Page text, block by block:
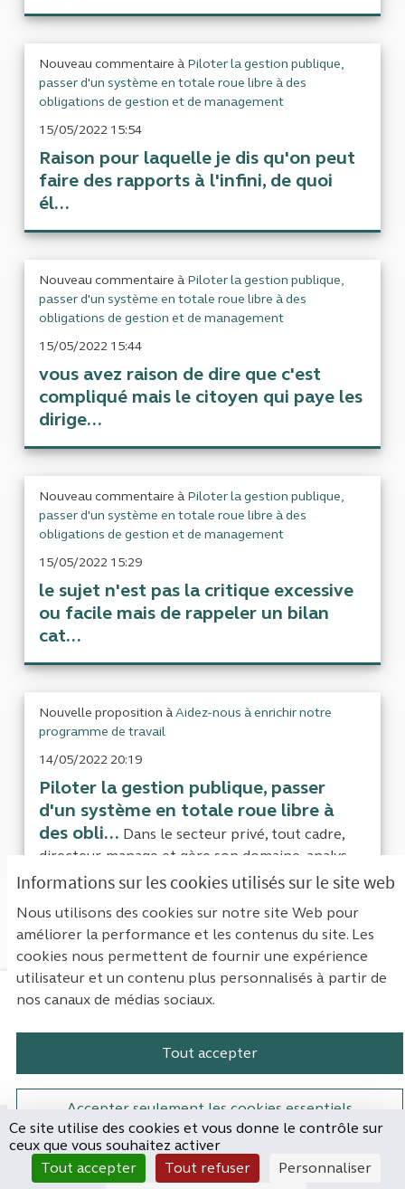
Informations sur les cookies utilisés sur le site web
Nous utilisons des cookies sur notre site Web pour
améliorer la performance et les contenus du site. Les
cookies nous permettent de fournir une expérience
utilisateur et un contenu plus personnalisés à partir de
nos canaux de médias sociaux.
Tout accepter
Accepter seulement les cookies essentiels
Paramètres
Nouveau commentaire à Piloter la gestion publique,
passer d'un système en totale roue libre à des
obligations de gestion et de management
15/05/2022 15:54
Raison pour laquelle je dis qu'on peut
faire des rapports à l'infini, de quoi
él...
Nouveau commentaire à Piloter la gestion publique,
passer d'un système en totale roue libre à des
obligations de gestion et de management
15/05/2022 15:44
vous avez raison de dire que c'est
compliqué mais le citoyen qui paye les
dirige...
Nouveau commentaire à Piloter la gestion publique,
passer d'un système en totale roue libre à des
obligations de gestion et de management
15/05/2022 15:29
le sujet n'est pas la critique excessive
ou facile mais de rappeler un bilan
cat...
Nouvelle proposition àAidez-nous à enrichir notre
programme de travail
14/05/2022 20:19
Piloter la gestion publique, passer
d'un système en totale roue libre à
des obli... Dans le secteur privé, tout cadre,
directeur, manage et gère son domaine, analys...
« Première ‹ Précédent
Mentions légales
Paramètres des cookies
Plateforme de participation de la
Plateforme de participation de la
Plateforme de participation
Plateforme de
Site réalisé par
Open Source Politics
(Lien externe)
grâce aulogiciel libre
Ce site utilise des cookies et vous donne le contrôle sur
ceux que vous souhaitez activer
Tout accepter
Tout refuser
Personnaliser